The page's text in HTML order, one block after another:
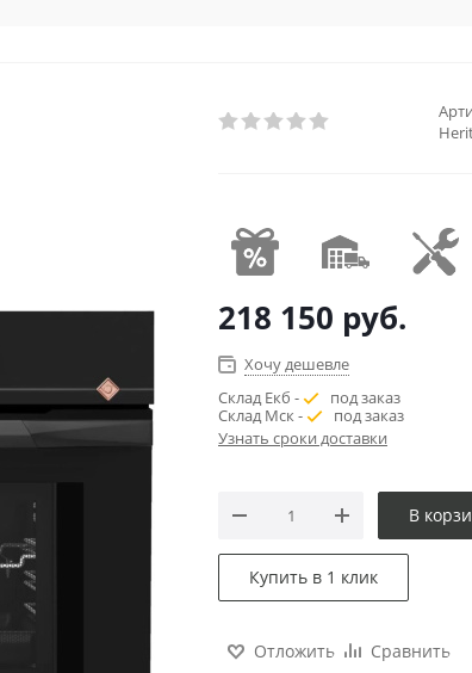
218 150 руб.
Хочу дешевле
Склад Екб -
под заказ
Склад Мск -
под заказ
Узнать сроки доставки
В
Купить в 1 клик
Отложить Сравнить